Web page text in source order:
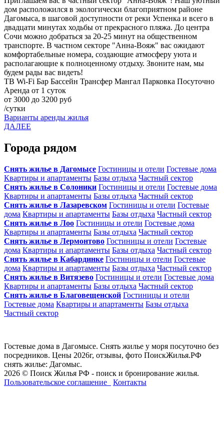
дом расположился в экологически благоприятном районе
Дагомыса, в шаговой доступности от реки Успенка и всего в
двадцати минутах ходьбы от прекрасного пляжа. До центра
Сочи можно добраться за 20-25 минут на общественном
транспорте. В частном секторе "Анна-Вояж" вас ожидают
комфортабельные номера, создающие атмосферу уюта и
располагающие к полноценному отдыху. Звоните нам, мы
будем рады вас видеть!
ТВ Wi-Fi Бар Бассейн Трансфер Мангал Парковка Посуточно
Аренда от 1 суток
от 3000 до 3200 руб
/сутки
Варианты аренды жилья
ДАЛЕЕ
Города рядом
Снять жилье в Дагомысе Гостиницы и отели Гостевые дома
Квартиры и апартаменты Базы отдыха Частный сектор
Снять жилье в Солоники Гостиницы и отели Гостевые дома
Квартиры и апартаменты Базы отдыха Частный сектор
Снять жилье в Лазаревском Гостиницы и отели Гостевые
дома Квартиры и апартаменты Базы отдыха Частный сектор
Снять жилье в Лоо Гостиницы и отели Гостевые дома
Квартиры и апартаменты Базы отдыха Частный сектор
Снять жилье в Лермонтово Гостиницы и отели Гостевые
дома Квартиры и апартаменты Базы отдыха Частный сектор
Снять жилье в Кабардинке Гостиницы и отели Гостевые
дома Квартиры и апартаменты Базы отдыха Частный сектор
Снять жилье в Витязево Гостиницы и отели Гостевые дома
Квартиры и апартаменты Базы отдыха Частный сектор
Снять жилье в Благовещенской Гостиницы и отели
Гостевые дома Квартиры и апартаменты Базы отдыха
Частный сектор
Гостевые дома в Дагомысе. Снять жилье у моря посуточно без
посредников. Цены 2026г, отзывы, фото ПоискЖилья.РФ
снять жилье: Дагомыс.
2026 © Поиск Жилья РФ - поиск и бронирование жилья.
Пользовательское соглашение
Контакты